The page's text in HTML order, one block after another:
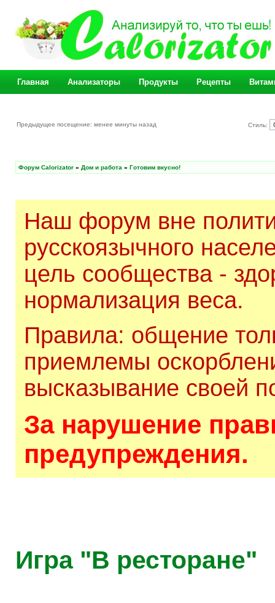
Главная Анализаторы Продукты Рецепты
Предыдущее посещение: менее минуты назад Стиль:
Форум Calorizator » Дом и работа » Готовим вкусно!
Наш форум вне
русскоязычного
цель сообщества -
нормализация веса.
Правила: общение
приемлемы
высказывание своей
За нарушение
предупреждения.
Игра "В ресторане"